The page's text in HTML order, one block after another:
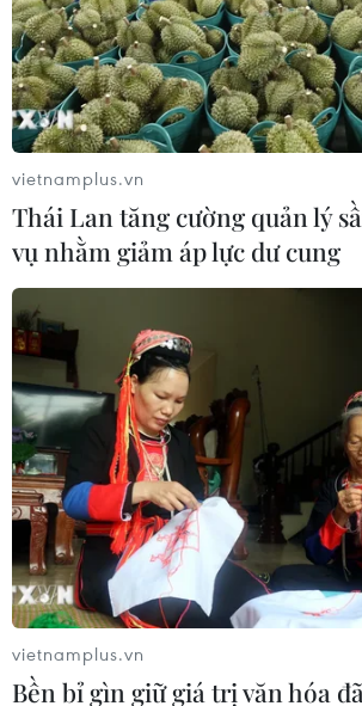
vietnamplus.vn
Thái Lan tăng cường quản lý
vụ nhằm giảm áp lực dư cung
vietnamplus.vn
Bền bỉ gìn giữ giá trị văn hóa